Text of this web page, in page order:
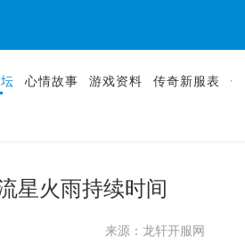
心情故事 游戏资料 传奇新服表
星火雨持续时间
来源：龙轩开服网